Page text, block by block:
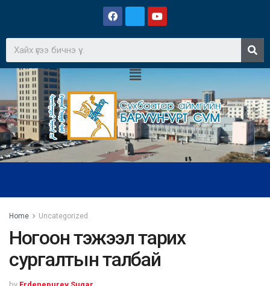
Home Uncategorized
Ногоон тэжээл тарих
сургалтын талбай